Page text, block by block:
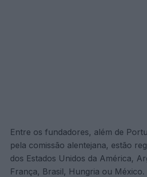
Entre os fundadores, além de
pela comissão alentejana, estão
dos Estados Unidos da América,
França, Brasil, Hungria ou México.